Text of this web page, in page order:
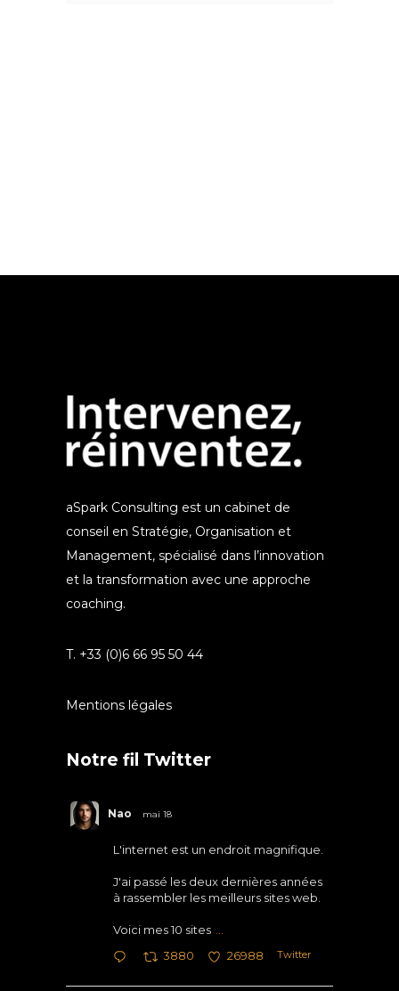
aSpark Consulting est un cabinet de
conseil en Stratégie, Organisation et
Management, spécialisé dans l’innovation
et la transformation avec une approche
coaching.
T. +33 (0)6 66 95 50 44
Mentions légales
Notre fil Twitter
Nao mai 18
L'internet est un endroit magnifique.
J'ai passé les deux dernières années
à rassembler les meilleurs sites web.
Voici mes 10 sites
3880 26988 Twitter